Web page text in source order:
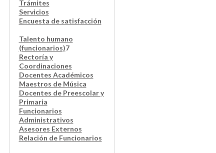
Trámites
Servicios
Encuesta de satisfacción
Talento humano
(funcionarios)7
Rectoría y
Coordinaciones
Docentes Académicos
Maestros de Música
Docentes de Preescolar y
Primaria
Funcionarios
Administrativos
Asesores Externos
Relación de Funcionarios